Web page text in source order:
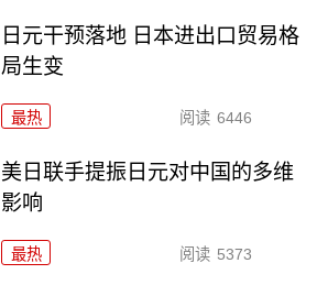
日元干预落地 日本进出口贸易格
局生变
最热 阅读 6446
美日联手提振日元对中国的多维
影响
最热 阅读 5373